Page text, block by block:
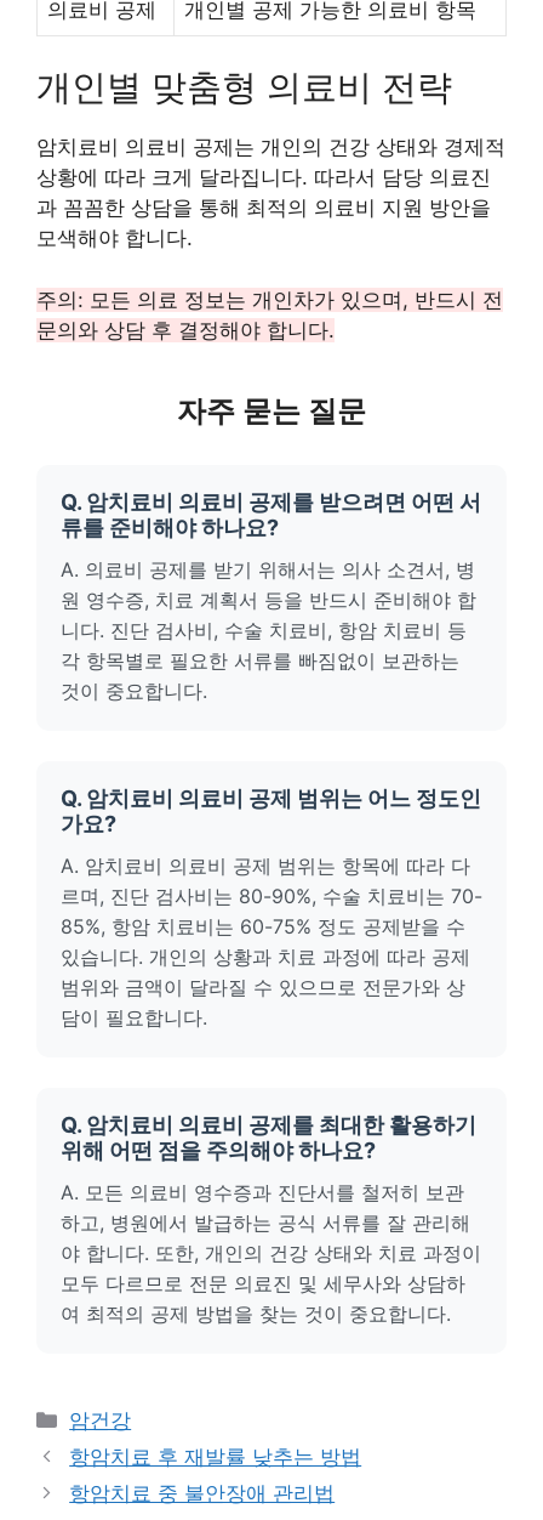
의료비 공제 개인별 공제 가능한 의료비 항목
개인별 맞춤형 의료비 전략
암치료비 의료비 공제는 개인의 건강 상태와 경제적
상황에 따라 크게 달라집니다. 따라서 담당 의료진
과 꼼꼼한 상담을 통해 최적의 의료비 지원 방안을
모색해야 합니다.
주의: 모든 의료 정보는 개인차가 있으며, 반드시 전
문의와 상담 후 결정해야 합니다.
자주 묻는 질문
Q. 암치료비 의료비 공제를 받으려면 어떤 서
류를 준비해야 하나요?
A. 의료비 공제를 받기 위해서는 의사 소견서, 병
원 영수증, 치료 계획서 등을 반드시 준비해야 합
니다. 진단 검사비, 수술 치료비, 항암 치료비 등
각 항목별로 필요한 서류를 빠짐없이 보관하는
것이 중요합니다.
Q. 암치료비 의료비 공제 범위는 어느 정도인
가요?
A. 암치료비 의료비 공제 범위는 항목에 따라 다
르며, 진단 검사비는 80-90%, 수술 치료비는 70-
85%, 항암 치료비는 60-75% 정도 공제받을 수
있습니다. 개인의 상황과 치료 과정에 따라 공제
범위와 금액이 달라질 수 있으므로 전문가와 상
담이 필요합니다.
Q. 암치료비 의료비 공제를 최대한 활용하기
위해 어떤 점을 주의해야 하나요?
A. 모든 의료비 영수증과 진단서를 철저히 보관
하고, 병원에서 발급하는 공식 서류를 잘 관리해
야 합니다. 또한, 개인의 건강 상태와 치료 과정이
모두 다르므로 전문 의료진 및 세무사와 상담하
여 최적의 공제 방법을 찾는 것이 중요합니다.
카
테
고
리
암건강
항암치료 후 재발률 낮추는 방법
항암치료 중 불안장애 관리법